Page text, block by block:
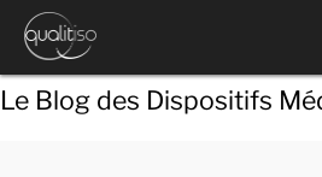
Le Blog des Dispositifs